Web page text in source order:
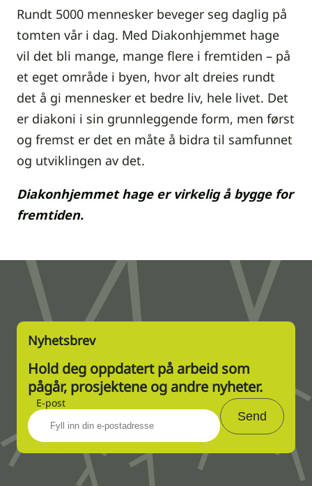
Rundt 5000 mennesker beveger seg daglig på
tomten vår i dag. Med Diakonhjemmet hage
vil det bli mange, mange flere i fremtiden – på
et eget område i byen, hvor alt dreies rundt
det å gi mennesker et bedre liv, hele livet. Det
er diakoni i sin grunnleggende form, men først
og fremst er det en måte å bidra til samfunnet
og utviklingen av det.
Diakonhjemmet hage er virkelig å bygge for
fremtiden.
Nyhetsbrev
Hold deg oppdatert på arbeid som
pågår, prosjektene og andre nyheter.
E-post
Send